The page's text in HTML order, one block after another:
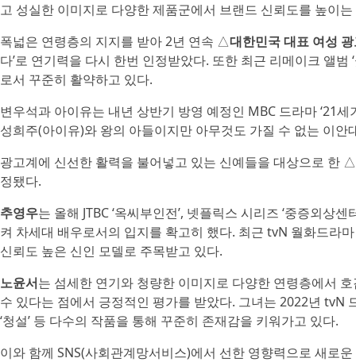
고 성실한 이미지로 다양한 제품군에서 브랜드 신뢰도를 높이
폭넓은 연령층의 지지를 받아 2년 연속 △대한민국 대표 여성
다’로 연기력을 다시 한번 인정받았다. 또한 최근 리메이크 앨
로서 꾸준히 활약하고 있다.
변우석과 아이유는 내년 상반기 방영 예정인 MBC 드라마 ‘21
성희주(아이유)와 왕의 아들이지만 아무것도 가질 수 없는 이
광고계에 신선한 활력을 불어넣고 있는 신예들을 대상으로 한 △
정됐다.
추영우는 올해 JTBC ‘옥씨부인전’, 넷플릭스 시리즈 ‘중증외상
켜 차세대 배우로서의 입지를 확고히 했다. 최근 tvN 월화드라
신뢰도 높은 신인 모델로 주목받고 있다.
노윤서는 섬세한 연기와 청량한 이미지로 다양한 연령층에서
수 있다는 점에서 긍정적인 평가를 받았다. 그녀는 2022년 tvN
‘청설’ 등 다수의 작품을 통해 꾸준히 존재감을 키워가고 있다.
이와 함께 SNS(사회관계망서비스)에서 선한 영향력으로 새로